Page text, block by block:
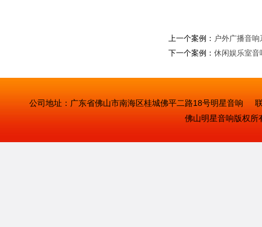
上一个案例： 户外广播音响
下一个案例： 休闲娱乐室音
公司地址：广东省佛山市南海区桂城佛平二路18号明星音
佛山明星音响版权